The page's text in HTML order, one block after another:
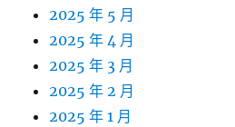
2025 年 5 月
2025 年 4 月
2025 年 3 月
2025 年 2 月
2025 年 1 月